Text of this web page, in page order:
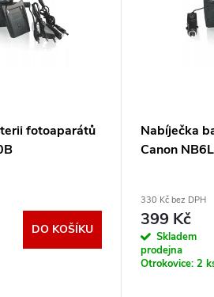
fotoaparátů
DO KOŠÍKU
Nabíječka
Canon NB6L
330 Kč bez DPH
399 Kč
Skladem
prodejna
Otrokovice: 2